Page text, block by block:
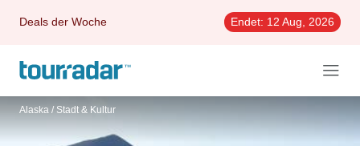
Deals der Woche Endet: 12 Aug, 2026
Alaska / Stadt & Kultur